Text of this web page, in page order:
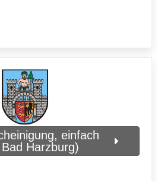
einfach
Harzburg)